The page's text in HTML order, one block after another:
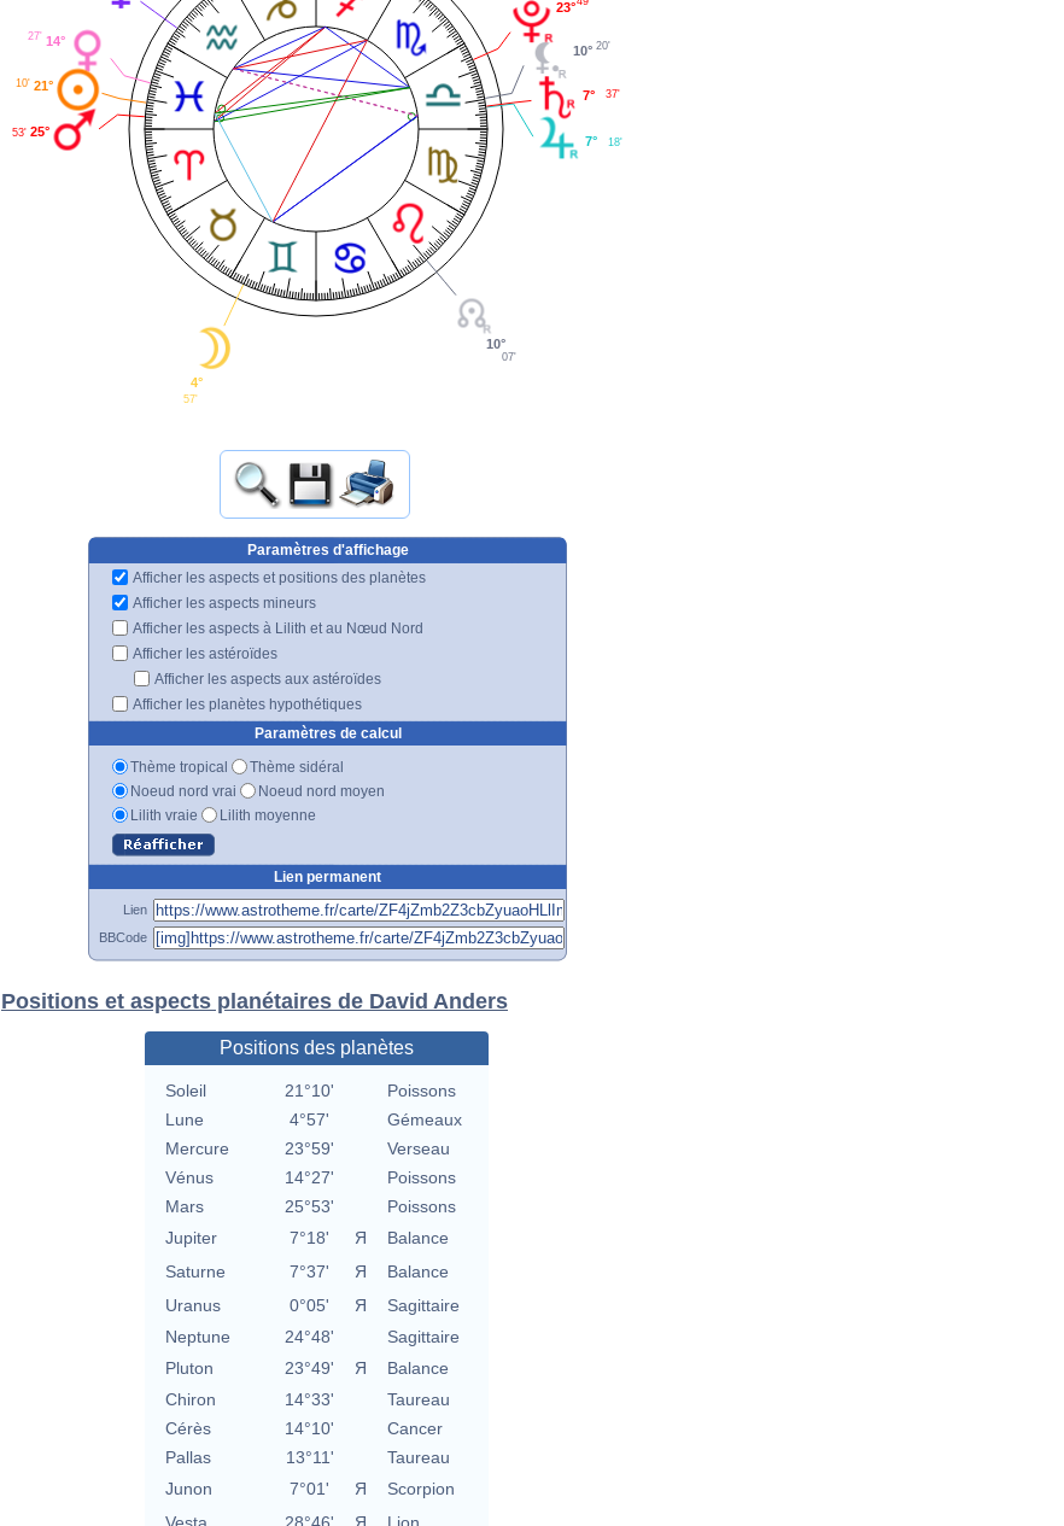
7° 18'
7° 37'
10° 20'
23°
14°
27'
21°
10'
25°
53'
4°
57'
10°
07'
Paramètres d'affichage
Afficher les aspects et positions des planètes
Afficher les aspects mineurs
Afficher les aspects à Lilith et au Nœud Nord
Afficher les astéroïdes
Afficher les aspects aux astéroïdes
Afficher les planètes hypothétiques
Paramètres de calcul
Thème tropical
Thème sidéral
Noeud nord vrai
Noeud nord moyen
Lilith vraie
Lilith moyenne
Lien permanent
Lien
BBCode
Positions et aspects planétaires de David Anders
Positions des planètes
Soleil 21°10'
Poissons
Lune
4°57'
Gémeaux
Mercure
23°59'
Verseau
Vénus
14°27'
Poissons
Mars
25°53'
Poissons
Jupiter
7°18' Я
Balance
Saturne
7°37' Я
Balance
Uranus
0°05' Я
Sagittaire
Neptune
24°48'
Sagittaire
Pluton
23°49' Я
Balance
Chiron
14°33'
Taureau
Cérès
14°10'
Cancer
Pallas
13°11'
Taureau
Junon
7°01' Я
Scorpion